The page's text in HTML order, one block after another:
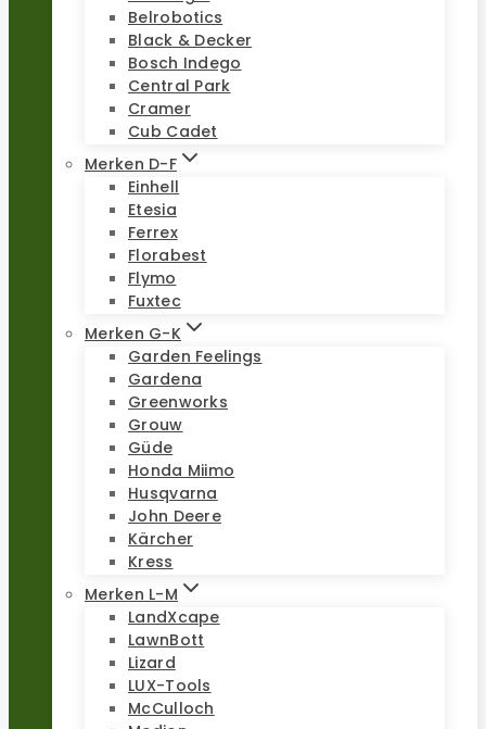
Belrobotics
Black & Decker
Bosch Indego
Central Park
Cramer
Cub Cadet
Merken D-F
Einhell
Etesia
Ferrex
Florabest
Flymo
Fuxtec
Merken G-K
Garden Feelings
Gardena
Greenworks
Grouw
Güde
Honda Miimo
Husqvarna
John Deere
Kärcher
Kress
Merken L-M
LandXcape
LawnBott
Lizard
LUX-Tools
McCulloch